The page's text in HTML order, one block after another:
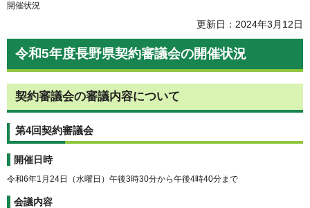
開催状況
更新日：2024年3月12日
令和5年度長野県契約審議会の開催状況
契約審議会の審議内容について
第4回契約審議会
開催日時
令和6年1月24日（水曜日）午後3時30分から午後4時40分まで
会議内容